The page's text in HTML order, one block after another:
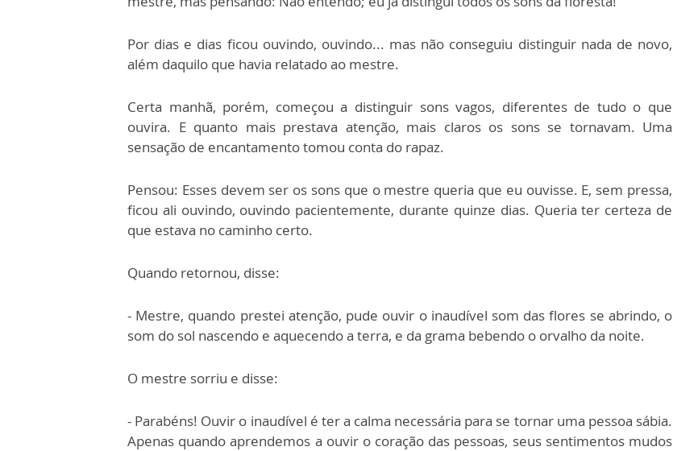
Por dias e dias ficou ouvindo, ouvindo... mas não conseguiu distinguir nada de novo,
além daquilo que havia relatado ao mestre.
Certa manhã, porém, começou a distinguir sons vagos, diferentes de tudo o que
ouvira. E quanto mais prestava atenção, mais claros os sons se tornavam. Uma
sensação de encantamento tomou conta do rapaz.
Pensou: Esses devem ser os sons que o mestre queria que eu ouvisse. E, sem pressa,
ficou ali ouvindo, ouvindo pacientemente, durante quinze dias. Queria ter certeza de
que estava no caminho certo.
Quando retornou, disse:
- Mestre, quando prestei atenção, pude ouvir o inaudível som das flores se abrindo, o
som do sol nascendo e aquecendo a terra, e da grama bebendo o orvalho da noite.
O mestre sorriu e disse:
- Parabéns! Ouvir o inaudível é ter a calma necessária para se tornar uma pessoa sábia.
Apenas quando aprendemos a ouvir o coração das pessoas, seus sentimentos mudos